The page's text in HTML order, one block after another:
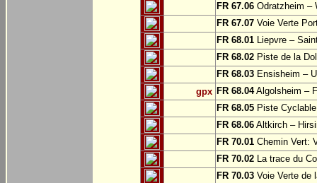
FR 67.06 Odratzheim –
FR 67.07 Voie Verte
FR 68.01 Liepvre –
FR 68.02 Piste de la
FR 68.03 Ensisheim –
gpx FR 68.04Algolsheim –
FR 68.05 Piste
FR 68.06 Altkirch –
FR 70.01 Chemin Vert:
FR 70.02 La trace du
FR 70.03 Voie Verte de